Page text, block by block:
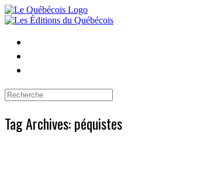
Skip
to
Search
Tag Archives:péquistes